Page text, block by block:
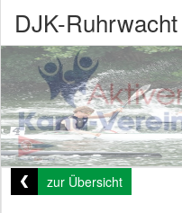
DJK-Ruhrwacht
zur Übersicht